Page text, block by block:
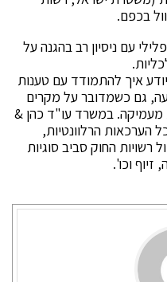
בכפם.
עם ניסיון רב בהגנה על
איך להתמודד עם טענות
גם כשמדובר על מקרים
מעמיקה. במשרד עו"ד כהן &
הערכאות הרלוונטיות,
החוק סביב סוגיות
וכו'.